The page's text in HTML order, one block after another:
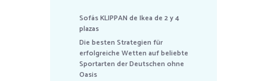
Sofás KLIPPAN de Ikea de 2 y 4
plazas
Die besten Strategien für
erfolgreiche Wetten auf beliebte
Sportarten der Deutschen ohne
Oasis